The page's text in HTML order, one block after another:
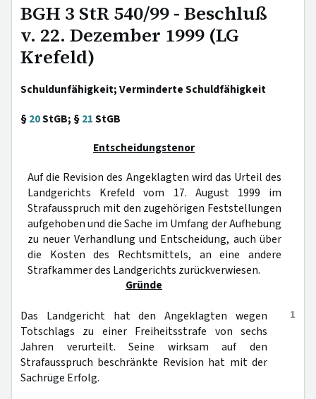
BGH 3 StR 540/99 - Beschluß
v. 22. Dezember 1999 (LG
Krefeld)
Schuldunfähigkeit; Verminderte Schuldfähigkeit
§20StGB; §21StGB
Entscheidungstenor
Auf die Revision des Angeklagten wird das Urteil des
Landgerichts Krefeld vom 17. August 1999 im
Strafausspruch mit den zugehörigen Feststellungen
aufgehoben und die Sache im Umfang der Aufhebung
zu neuer Verhandlung und Entscheidung, auch über
die Kosten des Rechtsmittels, an eine andere
Strafkammer des Landgerichts zurückverwiesen.
Gründe
1
Das Landgericht hat den Angeklagten wegen
Totschlags zu einer Freiheitsstrafe von sechs
Jahren verurteilt. Seine wirksam auf den
Strafausspruch beschränkte Revision hat mit der
Sachrüge Erfolg.